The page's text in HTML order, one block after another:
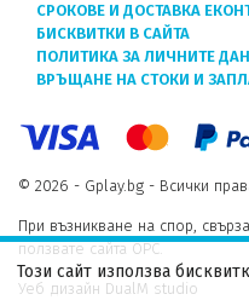
СРОКОВЕ И ДОСТАВКА
БИСКВИТКИ В САЙТА
ПОЛИТИКА ЗА ЛИЧНИТЕ
ВРЪЩАНЕ НА СТОКИ И
© 2026 - Gplay.bg - Всички
При възникване на спор,
ползвате сайта ОРС.
Уеб дизайн DualM studio
Този сайт използва